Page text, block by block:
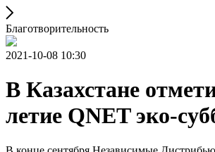
Благотворительность
2021-10-08 10:30
В Казахстане
летие QNET эко-